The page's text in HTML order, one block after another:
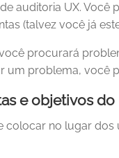
auditoria UX.
(talvez você já
procurará
um problema,
e objetivos do
colocar no lugar